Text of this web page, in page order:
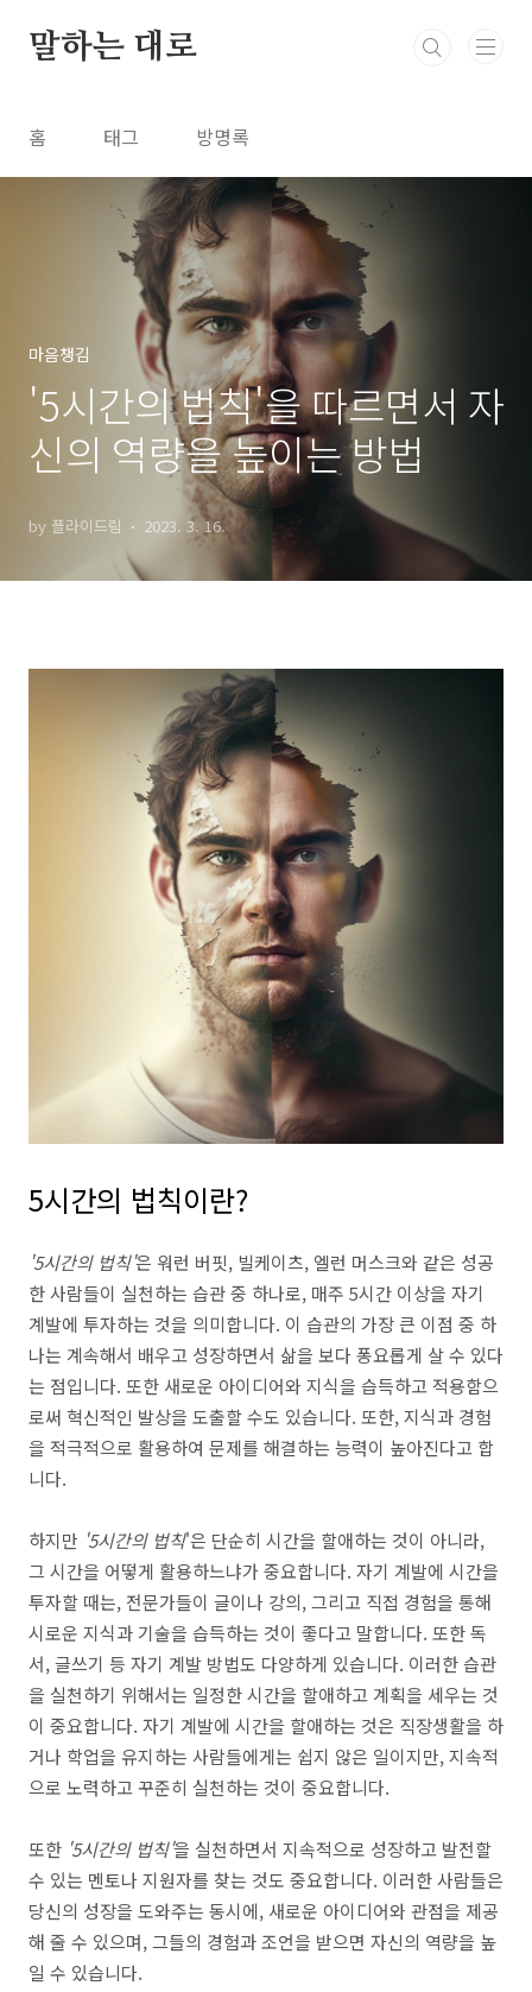
말하는 대로
홈 태그 방명록
마음챙김
'5시간의 법칙'을 따르면서 자
신의 역량을 높이는 방법
by 플라이드림 2023. 3. 16.
5시간의 법칙이란?
'5시간의 법칙'은 워런 버핏, 빌케이츠, 엘런 머스크와 같은 성공
한 사람들이 실천하는 습관 중 하나로, 매주 5시간 이상을 자기
계발에 투자하는 것을 의미합니다. 이 습관의 가장 큰 이점 중 하
나는 계속해서 배우고 성장하면서 삶을 보다 퐁요롭게 살 수 있다
는 점입니다. 또한 새로운 아이디어와 지식을 습득하고 적용함으
로써 혁신적인 발상을 도출할 수도 있습니다. 또한, 지식과 경험
을 적극적으로 활용하여 문제를 해결하는 능력이 높아진다고 합
니다.
하지만 '5시간의 법칙'은 단순히 시간을 할애하는 것이 아니라,
그 시간을 어떻게 활용하느냐가 중요합니다. 자기 계발에 시간을
투자할 때는, 전문가들이 글이나 강의, 그리고 직접 경험을 통해
시로운 지식과 기술을 습득하는 것이 좋다고 말합니다. 또한 독
서, 글쓰기 등 자기 계발 방법도 다양하게 있습니다. 이러한 습관
을 실천하기 위해서는 일정한 시간을 할애하고 계획을 세우는 것
이 중요합니다. 자기 계발에 시간을 할애하는 것은 직장생활을 하
거나 학업을 유지하는 사람들에게는 쉽지 않은 일이지만, 지속적
으로 노력하고 꾸준히 실천하는 것이 중요합니다.
또한 '5시간의 법칙'을 실천하면서 지속적으로 성장하고 발전할
수 있는 멘토나 지원자를 찾는 것도 중요합니다. 이러한 사람들은
당신의 성장을 도와주는 동시에, 새로운 아이디어와 관점을 제공
해 줄 수 있으며, 그들의 경험과 조언을 받으면 자신의 역량을 높
일 수 있습니다.